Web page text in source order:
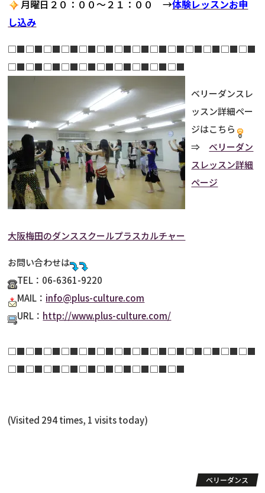
月曜日２０：００～２１：００→体験レッスンお申
し込み
□■□■□■□■□■□■□■□■□■□■□■□■□■□■
□■□■□■□■□■□■□■□■□■□■
ベリーダンスレ
ッスン詳細ペー
ジはこちら
⇒ ベリーダン
ス レッスン詳細
ページ
大阪梅田のダンススクールプラスカルチャー
お問い合わせは
TEL：06-6361-9220
MAIL： info@plus-culture.com
URL： http://www.plus-culture.com/
□■□■□■□■□■□■□■□■□■□■□■□■□■□■
□■□■□■□■□■□■□■□■□■□■
(Visited 294 times, 1 visits today)
ベリーダンス